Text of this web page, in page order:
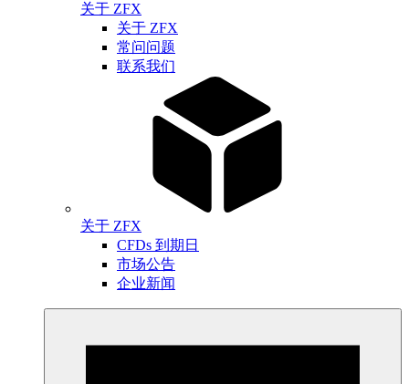
关于 ZFX
关于 ZFX
常问问题
联系我们
关于 ZFX
CFDs 到期日
市场公告
企业新闻